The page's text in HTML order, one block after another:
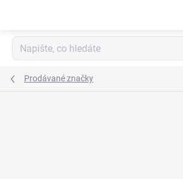
Prodávané značky